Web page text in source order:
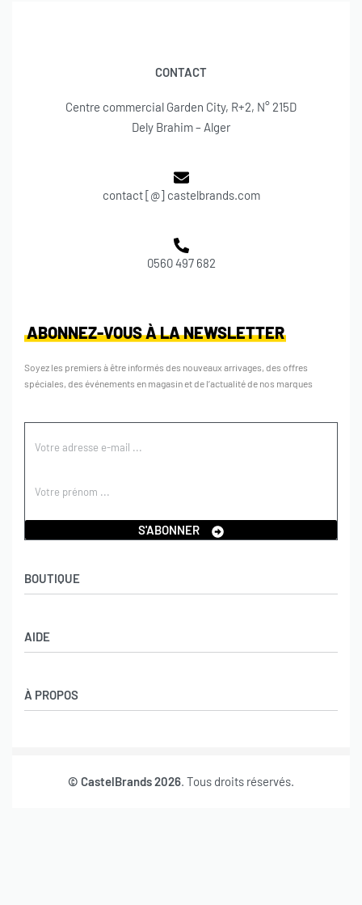
CONTACT
Centre commercial Garden City, R+2, N° 215D
Dely Brahim – Alger
contact [@] castelbrands.com
0560 497 682
BOUTIQUE
Garçons
AIDE
Retours et échanges
À PROPOS
ABONNEZ-VOUS À LA NEWSLETTER
Soyez les premiers à être informés des nouveaux arrivages, des offres
spéciales, des événements en magasin et de l’actualité de nos marques
S'ABONNER
© CastelBrands 2026. Tous droits réservés.